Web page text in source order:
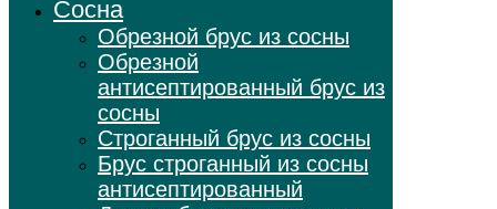
Сосна
Обрезной брус из сосны
Обрезной
антисептированный брус из
сосны
Строганный брус из сосны
Брус строганный из сосны
антисептированный